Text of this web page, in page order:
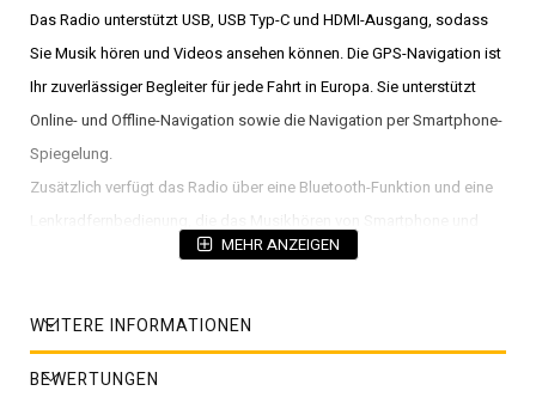
Das Radio unterstützt USB, USB Typ-C und HDMI-Ausgang, sodass
Sie Musik hören und Videos ansehen können. Die GPS-Navigation ist
Ihr zuverlässiger Begleiter für jede Fahrt in Europa. Sie unterstützt
Online- und Offline-Navigation sowie die Navigation per Smartphone-
Spiegelung.
Zusätzlich verfügt das Radio über eine Bluetooth-Funktion und eine
Lenkradfernbedienung, die das Musikhören von Smartphone und
Tablet ermöglicht. Das Autoradio verfügt über einen integrierten 4G-
CarPlay und ist mit einem eingebauten DTS 5.1 Surround-Sound
ausgestattet. Attraktive Farbknopflichter, die in Dutzenden von
Farben angepasst werden können, sorgen für ein individuelles
MEHR ANZEIGEN
WEITERE INFORMATIONEN
BEWERTUNGEN